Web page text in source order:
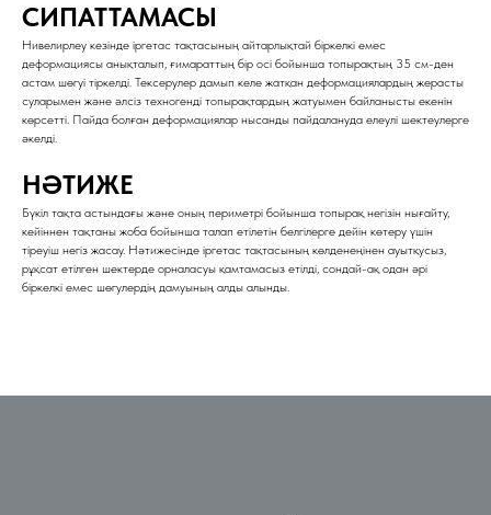
СИПАТТАМАСЫ
Нивелирлеу кезінде іргетас тақтасының айтарлықтай біркелкі емес
деформациясы анықталып, ғимараттың бір осі бойынша топырақтың 35 см-ден
астам шөгуі тіркелді. Тексерулер дамып келе жатқан деформациялардың жерасты
суларымен және әлсіз техногенді топырақтардың жатуымен байланысты екенін
көрсетті. Пайда болған деформациялар нысанды пайдалануда елеулі шектеулерге
әкелді.
НӘТИЖЕ
Бүкіл тақта астындағы және оның периметрі бойынша топырақ негізін нығайту,
кейіннен тақтаны жоба бойынша талап етілетін белгілерге дейін көтеру үшін
тіреуіш негіз жасау. Нәтижесінде іргетас тақтасының көлденеңінен ауытқусыз,
рұқсат етілген шектерде орналасуы қамтамасыз етілді, сондай-ақ одан әрі
біркелкі емес шөгулердің дамуының алды алынды.